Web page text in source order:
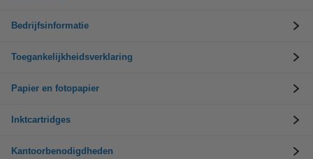
Bedrijfsinformatie
Toegankelijkheidsverklaring
Papier en fotopapier
Inktcartridges
Kantoorbenodigdheden